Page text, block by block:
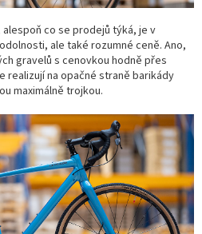
co se prodejů týká, je v
ale také rozumné ceně. Ano,
gravelů s cenovkou hodně přes
na opačné straně barikády
maximálně trojkou.